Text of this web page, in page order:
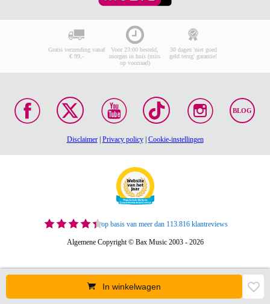
In winkelwagen
Gratis verzending vanaf
€ 99,-
Voor 23:00 besteld,
morgen in huis (mits
op voorraad)
30 dagen 'niet goed
geld terug' garantie!
BLOG
Disclaimer| Privacy policy| Cookie-instellingen
op basis van meer dan 113.816 klantreviews
Algemene Copyright © Bax Music 2003 - 2026